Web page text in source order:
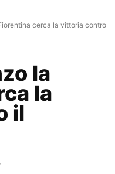
cerca la vittoria contro
la
la
il